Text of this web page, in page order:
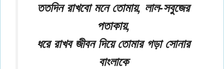
ততদিন রাখবো মনে তোমায়, লাল-সবুজের
পতাকায়,
ধরে রাখব জীবন দিয়ে তোমার গড়া সোনার
বাংলাকে